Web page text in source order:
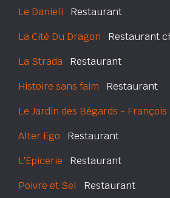
Le Danieli Restaurant
La Cité Du Dragon Restaurant
La Strada Restaurant
Histoire sans faim Restaurant
Le Jardin des Bégards -
Alter Ego Restaurant
L'Epicerie Restaurant
Poivre et Sel Restaurant